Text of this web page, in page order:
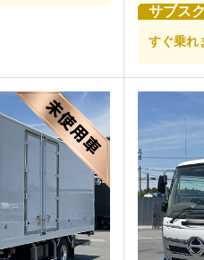
サブスク
すぐ乗れ